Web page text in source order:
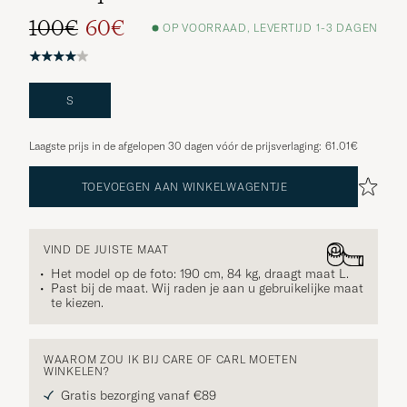
100€ 60€ OP VOORRAAD, LEVERTIJD 1-3 DAGEN
S
Laagste prijs in de afgelopen 30 dagen vóór de prijsverlaging: 61.01€
TOEVOEGEN AAN WINKELWAGENTJE
VIND DE JUISTE MAAT
Het model op de foto: 190 cm, 84 kg, draagt maat L.
Past bij de maat. Wij raden je aan u gebruikelijke maat
te kiezen.
WAAROM ZOU IK BIJ CARE OF CARL MOETEN
WINKELEN?
Gratis bezorging vanaf €89